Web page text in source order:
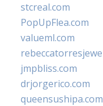
stcreal.com
PopUpFlea.com
valueml.com
jmpbliss.com
drjorgerico.com
queensushipa.com